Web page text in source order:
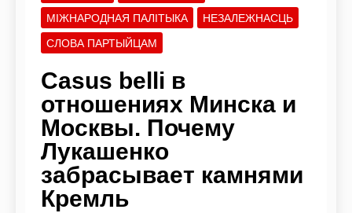
МІЖНАРОДНАЯ ПАЛІТЫКА
НЕЗАЛЕЖНАСЦЬ
СЛОВА ПАРТЫЙЦАМ
Casus belli в
отношениях Минска и
Москвы. Почему
Лукашенко
забрасывает камнями
Кремль